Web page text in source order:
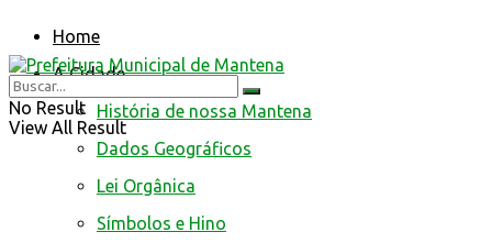
Home
A Cidade
História de nossa Mantena
Dados Geográficos
Lei Orgânica
Símbolos e Hino
No Result
View All Result